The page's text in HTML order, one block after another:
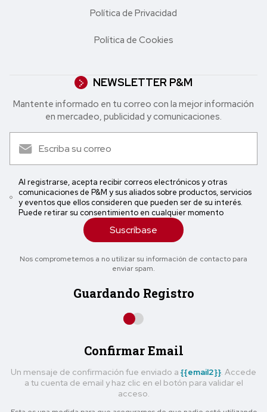
Política de Privacidad
Política de Cookies
NEWSLETTER P&M
Mantente informado en tu correo con la mejor in formación
en mercadeo, publicidad y comunicaciones.
Al registrarse, acepta recibir correos electrónicos y otras
comunicaciones de P&M y sus aliados sobre productos, servicios
y eventos que ellos consideren que pueden ser de su interés.
Puede retirar su consentimiento en cualquier momento
Suscríbase
Nos comprometemos a no utilizar su información de contacto para
enviar spam.
Guardando Registro
Confirmar Email
Un mensaje de confirmación fue enviado a {{email2}} . Accede
a tu cuenta de email y haz clic en el botón para validar el
acceso.